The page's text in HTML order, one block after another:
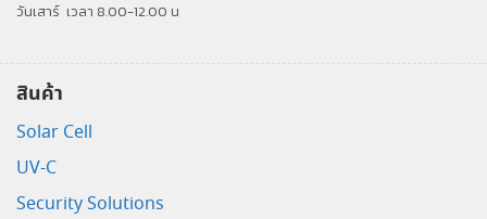
วันเสาร์ เวลา 8.00-12.00 น
สินค้า
Solar Cell
UV-C
Security Solutions